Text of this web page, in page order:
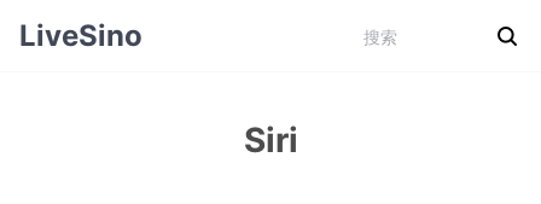
LiveSino
Siri